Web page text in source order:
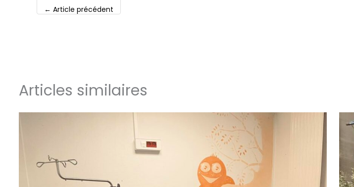
← Article précédent
Articles similaires